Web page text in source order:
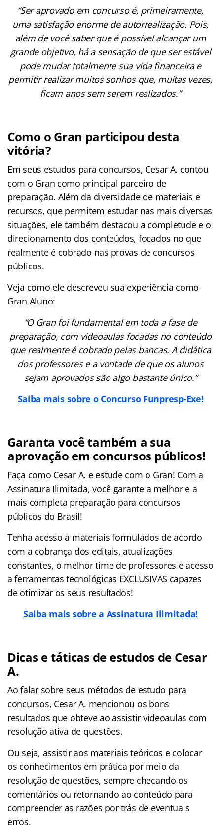
“Ser aprovado em concurso é, primeiramente,
uma satisfação enorme de autorrealização. Pois,
além de você saber que é possível alcançar um
grande objetivo, há a sensação de que ser estável
pode mudar totalmente sua vida financeira e
permitir realizar muitos sonhos que, muitas vezes,
ficam anos sem serem realizados.”
Como o Gran participou desta
vitória?
Em seus estudos para concursos, Cesar A. contou
com o Gran como principal parceiro de
preparação. Além da diversidade de materiais e
recursos, que permitem estudar nas mais diversas
situações, ele também destacou a completude e o
direcionamento dos conteúdos, focados no que
realmente é cobrado nas provas de concursos
públicos.
Veja como ele descreveu sua experiência como
Gran Aluno:
“O Gran foi fundamental em toda a fase de
preparação, com videoaulas focadas no conteúdo
que realmente é cobrado pelas bancas. A didática
dos professores e a vontade de que os alunos
sejam aprovados são algo bastante único.”
Saiba mais sobre o Concurso Funpresp-Exe!
Garanta você também a sua
aprovação em concursos públicos!
Faça como Cesar A. e estude com o Gran! Com a
Assinatura Ilimitada, você garante a melhor e a
mais completa preparação para concursos
públicos do Brasil!
Tenha acesso a materiais formulados de acordo
com a cobrança dos editais, atualizações
constantes, o melhor time de professores e acesso
a ferramentas tecnológicas EXCLUSIVAS capazes
de otimizar os seus resultados!
Saiba mais sobre a Assinatura Ilimitada!
Dicas e táticas de estudos de Cesar
A.
Ao falar sobre seus métodos de estudo para
concursos, Cesar A. mencionou os bons
resultados que obteve ao assistir videoaulas com
resolução ativa de questões.
Ou seja, assistir aos materiais teóricos e colocar
os conhecimentos em prática por meio da
resolução de questões, sempre checando os
comentários ou retornando ao conteúdo para
compreender as razões por trás de eventuais
erros.